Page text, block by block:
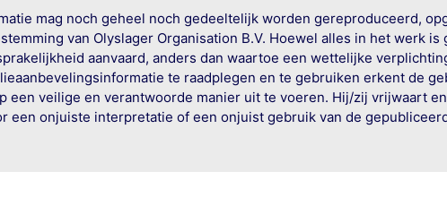
mag noch geheel noch gedeeltelijk worden gereproduceerd,
van Olyslager Organisation B.V. Hoewel alles in het werk
aanvaard, anders dan waartoe een wettelijke
te raadplegen en te gebruiken erkent de
een veilige en verantwoorde manier uit te voeren. Hij/zij vrijwaart
een onjuiste interpretatie of een onjuist gebruik van de